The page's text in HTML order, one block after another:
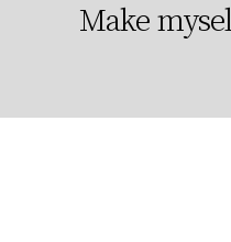
Make